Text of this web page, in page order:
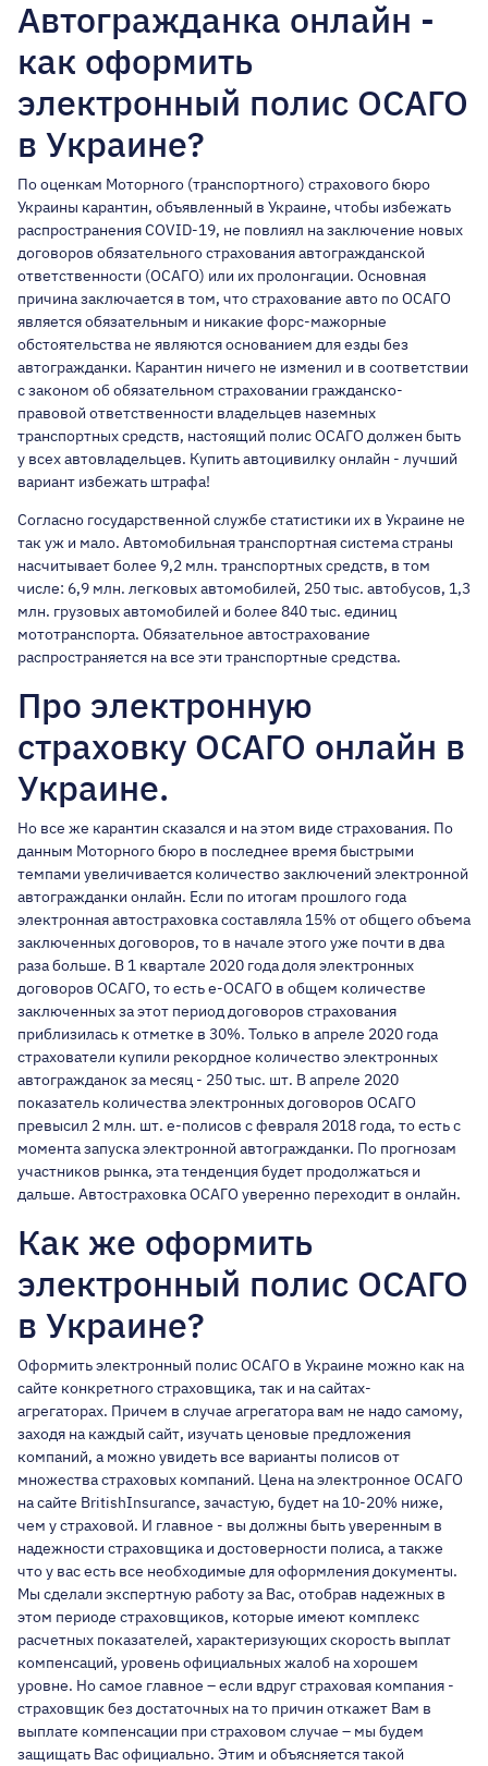
Автогражданка онлайн -
как оформить
электронный полис ОСАГО
в Украине?
По оценкам Моторного (транспортного) страхового бюро
Украины карантин, объявленный в Украине, чтобы избежать
распространения COVID-19, не повлиял на заключение новых
договоров обязательного страхования автогражданской
ответственности (ОСАГО) или их пролонгации. Основная
причина заключается в том, чтострахование авто по ОСАГО
является обязательным и никакие форс-мажорные
обстоятельства не являются основанием для езды без
автогражданки. Карантин ничего не изменил и в соответствии
с законом об обязательном страховании гражданско-
правовой ответственности владельцев наземных
транспортных средств, настоящий полис ОСАГО должен быть
у всех автовладельцев. Купить автоцивилку онлайн - лучший
вариант избежать штрафа!
Согласно государственной службе статистики их в Украине не
так уж и мало. Автомобильная транспортная система страны
насчитывает более 9,2 млн. транспортных средств, в том
числе: 6,9 млн. легковых автомобилей, 250 тыс. автобусов, 1,3
млн. грузовых автомобилей и более 840 тыс. единиц
мототранспорта. Обязательное автострахование
распространяется на все эти транспортные средства.
Про электронную
страховку ОСАГО онлайн в
Украине.
Но все же карантин сказался и на этом виде страхования. По
данным Моторного бюро в последнее время быстрыми
темпами увеличивается количество заключений электронной
автогражданки онлайн. Если по итогам прошлого года
электронная автостраховка составляла 15% от общего объема
заключенных договоров, то в начале этого уже почти в два
раза больше. В 1 квартале 2020 года доля электронных
договоров ОСАГО, то есть е-ОСАГО в общем количестве
заключенных за этот период договоров страхования
приблизилась к отметке в 30%. Только в апреле 2020 года
страхователи купили рекордное количество электронных
автогражданок за месяц - 250 тыс. шт. В апреле 2020
показатель количества электронных договоров ОСАГО
превысил 2 млн. шт. е-полисов с февраля 2018 года, то есть с
момента запуска электронной автогражданки. По прогнозам
участников рынка, эта тенденция будет продолжаться и
дальше. Автостраховка ОСАГО уверенно переходит в онлайн.
Как же оформить
электронный полис ОСАГО
в Украине?
Оформить электронный полис ОСАГО в Украине можно как на
сайте конкретного страховщика, так и на сайтах-
агрегаторах. Причем в случае агрегатора вам не надо самому,
заходя на каждый сайт, изучать ценовые предложения
компаний, а можно увидеть все варианты полисов от
множества страховых компаний. Цена на электронное ОСАГО
на сайте BritishInsurance, зачастую, будет на 10-20% ниже,
чем у страховой. И главное - вы должны быть уверенным в
надежности страховщика и достоверности полиса, а также
что у вас есть все необходимые для оформления документы.
Мы сделали экспертную работу за Вас, отобрав надежных в
этом периоде страховщиков, которые имеют комплекс
расчетных показателей, характеризующих скорость выплат
компенсаций, уровень официальных жалоб на хорошем
уровне. Но самое главное – если вдруг страховая компания -
страховщик без достаточных на то причин откажет Вам в
выплате компенсации при страховом случае – мы будем
защищать Вас официально. Этим и объясняется такой